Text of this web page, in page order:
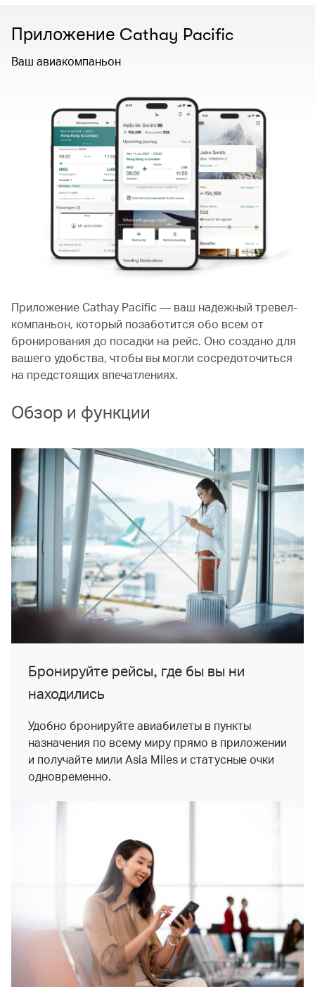
Приложение Cathay Pacific
Ваш авиакомпаньон
Приложение Cathay Pacific — ваш надежный тревел-
компаньон, который позаботится обо всем от
бронирования до посадки на рейс. Оно создано для
вашего удобства, чтобы вы могли сосредоточиться
на предстоящих впечатлениях.
Обзор и функции
Бронируйте рейсы, где бы вы ни
находились
Удобно бронируйте авиабилеты в пункты
назначения по всему миру прямо в приложении
и получайте мили Asia Miles и статусные очки
одновременно.